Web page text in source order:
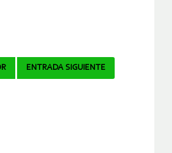
ENTRADA SIGUIENTE